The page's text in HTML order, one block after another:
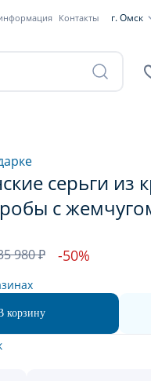
Контакты г. Омск
серьги из
с
980 ₽ -50%
корзину